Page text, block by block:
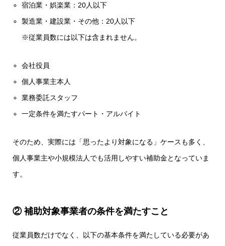
宿泊業・娯楽業：20人以下
製造業・建設業・その他：20人以下
※従業員数には以下は含まれません。
会社役員
個人事業主本人
業務委託スタッフ
一定条件を満たすパート・アルバイト
そのため、実際には「思ったより対象になる」ケースも多く、
個人事業主や小規模法人でも活用しやすい補助金となっていま
す。
② 補助対象事業者の条件を満たすこと
従業員数だけでなく、以下の基本条件を満たしている必要があ